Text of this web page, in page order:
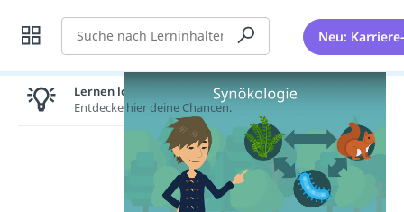
Suche Neu:
Lernen lohnt sich!
Entdecke hier deine Chancen.